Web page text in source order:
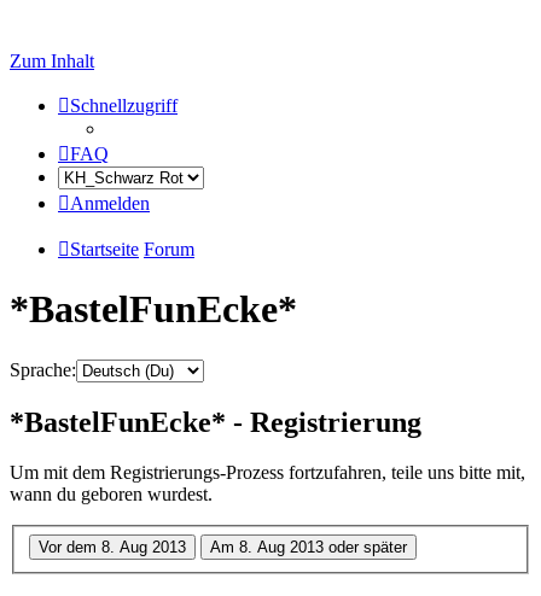
Zum Inhalt
Schnellzugriff
FAQ
Anmelden
Startseite Forum
*BastelFunEcke*
Sprache:
*BastelFunEcke* - Registrierung
Um mit dem Registrierungs-Prozess fortzufahren, teile uns bitte mit,
wann du geboren wurdest.